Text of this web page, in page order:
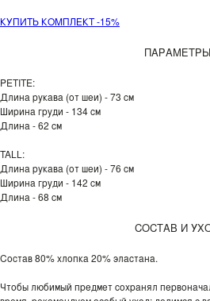
КУПИТЬ КОМПЛЕКТ -15%
ПАРАМЕТРЫ
PETITE:
Длина рукава (от шеи) - 73 см
Ширина груди - 134 см
Длина - 62 см
TALL:
Длина рукава (от шеи) - 76 см
Ширина груди - 142 см
Длина - 68 см
СОСТАВ И
Состав 80% хлопка 20% эластана.
Чтобы любимый предмет сохранял